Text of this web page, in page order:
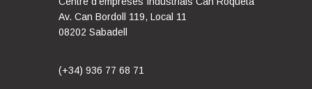
Av. Can Bordoll 119, Local 11
08202 Sabadell
(+34) 936 77 68 71